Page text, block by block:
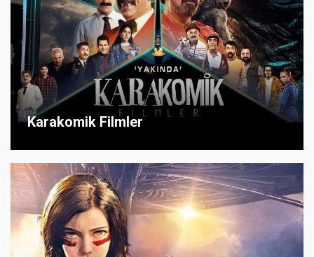
Karakomik Filmler